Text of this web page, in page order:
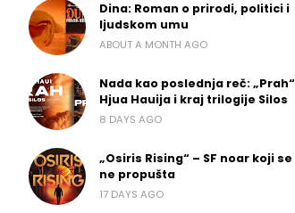
Dina: Roman o prirodi, politici i
ljudskom umu
ABOUT A MONTH AGO
Nada kao poslednja reč: „Prah“
Hjua Hauija i kraj trilogije Silos
8 DAYS AGO
„Osiris Rising“ – SF noar koji se
ne propušta
17 DAYS AGO